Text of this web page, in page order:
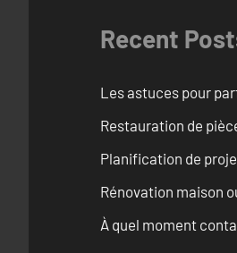
Recent
Les astuces pour
Restauration de
Planification de
Rénovation maison
À quel moment